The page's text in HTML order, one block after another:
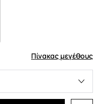
Πίνακας μεγέθους